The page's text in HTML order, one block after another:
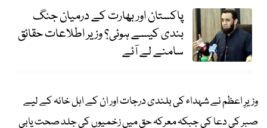
پاکستان اور بھارت کے درمیان جنگ
بندی کیسے ہوئی؟ وزیر اطلاعات حقائق
سامنے لے آئے
وزیرِ اعظم نے شہداء کی بلندی درجات اور ان کے اہل خانہ کے لیے
صبر کی دعا کی جبکہ معرکہ حق میں زخمیوں کی جلد صحت یابی